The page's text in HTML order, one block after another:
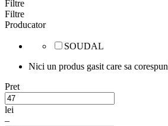
Filtre
Filtre
Producator
SOUDAL
Nici un produs gasit care sa
Pret
lei
–